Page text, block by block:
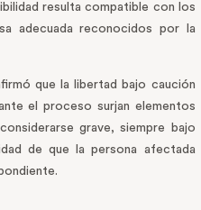
resulta compatible con los
adecuada reconocidos por la
que la libertad bajo caución
el proceso surjan elementos
grave, siempre bajo
de que la persona afectada